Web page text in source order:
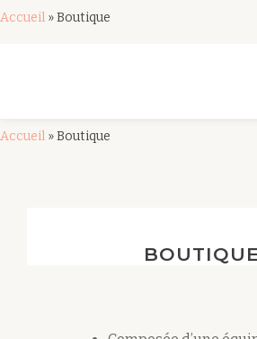
Accueil »Boutique
Accueil »Boutique
BOUTIQUE